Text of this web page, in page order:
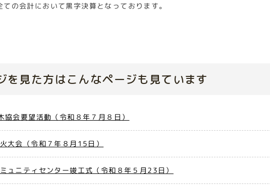
の会計において黒字決算となっております。
を見た方はこんなページも見ています
会要望活動（令和８年７月８日）
大会（令和７年８月15日）
ュニティセンター竣工式（令和８年５月23日）